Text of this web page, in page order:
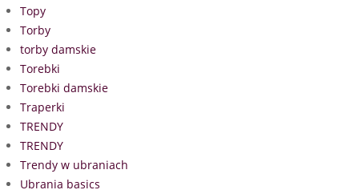
Topy
Torby
torby damskie
Torebki
Torebki damskie
Traperki
TRENDY
TRENDY
Trendy w ubraniach
Ubrania basics